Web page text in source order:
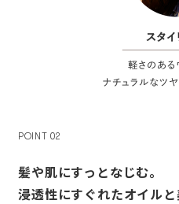
POINT 02
髪や肌にすっとなじむ。
浸透性にすぐれたオイルと